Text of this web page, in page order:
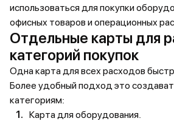
использоваться для покупки
офисных товаров и операционных
Отдельные карты для
категорий покупок
Одна карта для всех расходов
Более удобный подход это
категориям:
Карта для оборудования.